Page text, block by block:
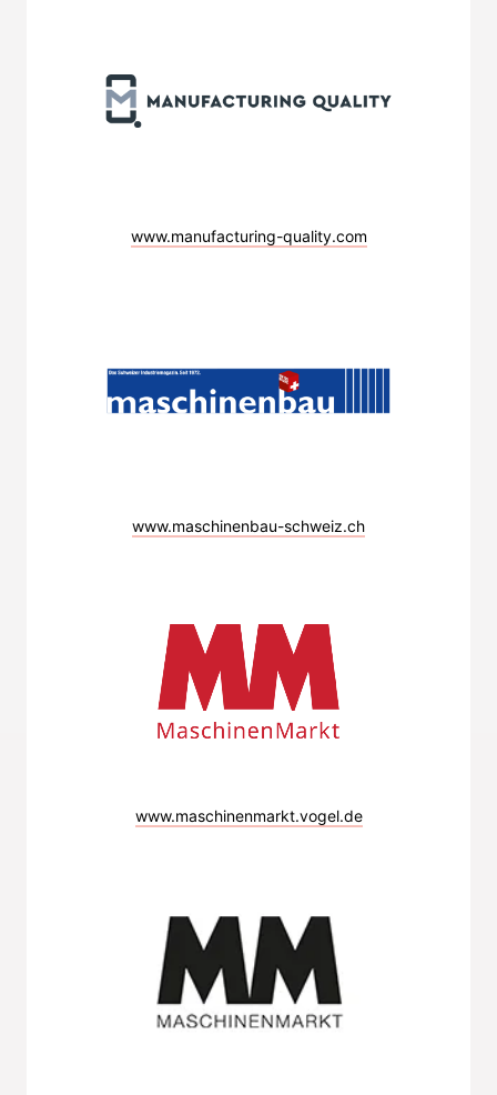
www.manufacturing-quality.com
www.maschinenbau-schweiz.ch
www.maschinenmarkt.vogel.de